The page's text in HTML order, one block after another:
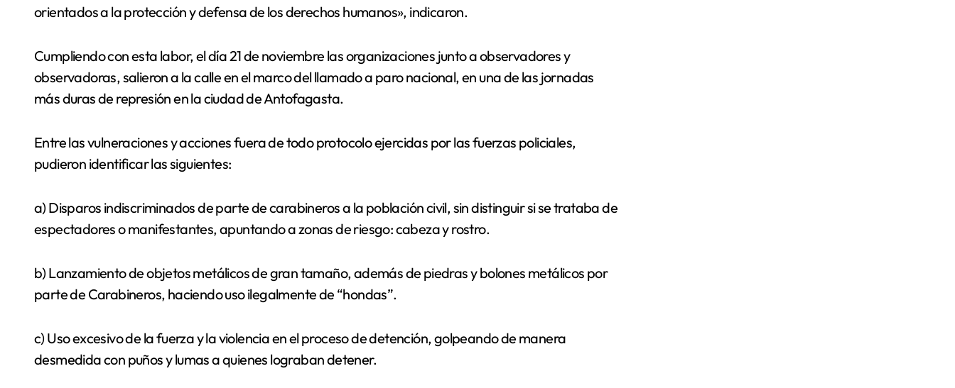
orientados a la protección y defensa de los derechos humanos», indicaron.
Cumpliendo con esta labor, el día 21 de noviembre las organizaciones junto a observadores y
observadoras, salieron a la calle en el marco del llamado a paro nacional, en una de las jornadas
más duras de represión en la ciudad de Antofagasta.
Entre las vulneraciones y acciones fuera de todo protocolo ejercidas por las fuerzas policiales,
pudieron identificar las siguientes:
a) Disparos indiscriminados de parte de carabineros a la población civil, sin distinguir si se trataba de
espectadores o manifestantes, apuntando a zonas de riesgo: cabeza y rostro.
b) Lanzamiento de objetos metálicos de gran tamaño, además de piedras y bolones metálicos por
parte de Carabineros, haciendo uso ilegalmente de “hondas”.
c) Uso excesivo de la fuerza y la violencia en el proceso de detención, golpeando de manera
desmedida con puños y lumas a quienes lograban detener.